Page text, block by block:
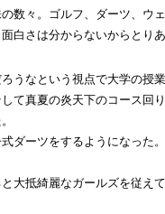
数々。ゴルフ、ダーツ、ウ
白さは分からないからとりあ
うなという視点で大学の授
て真夏の炎天下のコース回
ダーツをするようになった
大抵綺麗なガールズを従え